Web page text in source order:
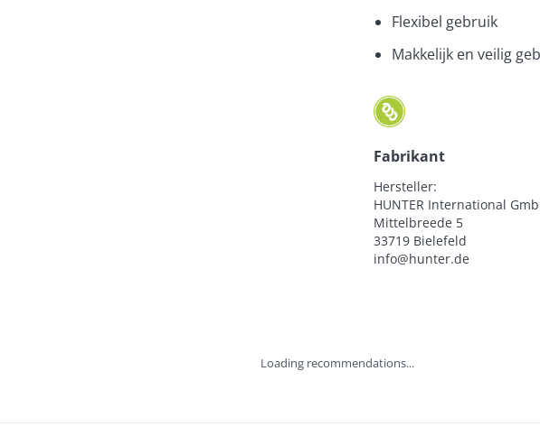
Flexibel gebruik
Makkelijk en veilig
Fabrikant
Hersteller:
HUNTER International
Mittelbreede 5
33719 Bielefeld
info@hunter.de
Loading recommendations...